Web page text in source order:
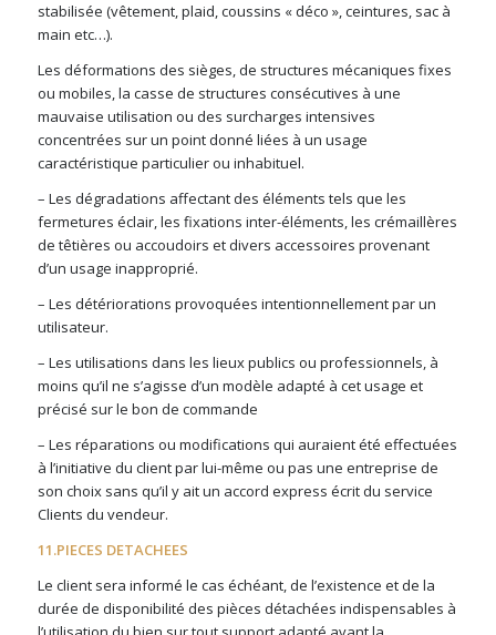
stabilisée (vêtement, plaid, coussins « déco », ceintures, sac à
main etc…).
Les déformations des sièges, de structures mécaniques fixes
ou mobiles, la casse de structures consécutives à une
mauvaise utilisation ou des surcharges intensives
concentrées sur un point donné liées à un usage
caractéristique particulier ou inhabituel.
– Les dégradations affectant des éléments tels que les
fermetures éclair, les fixations inter-éléments, les crémaillères
de têtières ou accoudoirs et divers accessoires provenant
d’un usage inapproprié.
– Les détériorations provoquées intentionnellement par un
utilisateur.
– Les utilisations dans les lieux publics ou professionnels, à
moins qu’il ne s’agisse d’un modèle adapté à cet usage et
précisé sur le bon de commande
– Les réparations ou modifications qui auraient été effectuées
à l’initiative du client par lui-même ou pas une entreprise de
son choix sans qu’il y ait un accord express écrit du service
Clients du vendeur.
11.PIECES DETACHEES
Le client sera informé le cas échéant, de l’existence et de la
durée de disponibilité des pièces détachées indispensables à